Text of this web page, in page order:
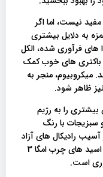
نیست، اما اگر
به دلایل بیشتری
فرآوری شده، الکل
باکتری های خوب کمک
میکروبیوم، منجر به
ظاهر شود.
را به رژیم
سبزیجات با رنگ
رادیکال های آزاد
تقویت کنید. ماهی همچنین منبع خوبی از اسید های چرب امگا 3
است.